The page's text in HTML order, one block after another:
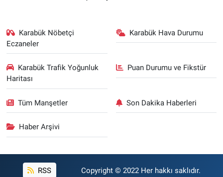
Karabük Nöbetçi
Eczaneler
Karabük Hava Durumu
Karabük Trafik Yoğunluk
Haritası
Puan Durumu ve Fikstür
Tüm Manşetler Son Dakika Haberleri
Haber Arşivi
RSS Copyright © 2022 Her hakkı saklıdır.